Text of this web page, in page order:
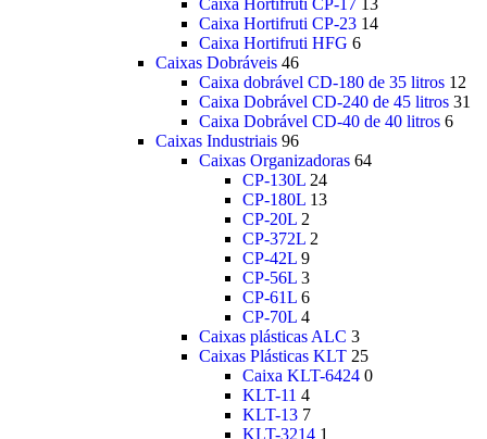
Caixa Hortifrúti CP-17 13
Caixa Hortifruti CP-23 14
Caixa Hortifruti HFG 6
Caixas Dobráveis 46
Caixa dobrável CD-180 de 35 litros 12
Caixa Dobrável CD-240 de 45 litros 31
Caixa Dobrável CD-40 de 40 litros 6
Caixas Industriais 96
Caixas Organizadoras 64
CP-130L 24
CP-180L 13
CP-20L 2
CP-372L 2
CP-42L 9
CP-56L 3
CP-61L 6
CP-70L 4
Caixas plásticas ALC 3
Caixas Plásticas KLT 25
Caixa KLT-6424 0
KLT-11 4
KLT-13 7
KLT-3214 1